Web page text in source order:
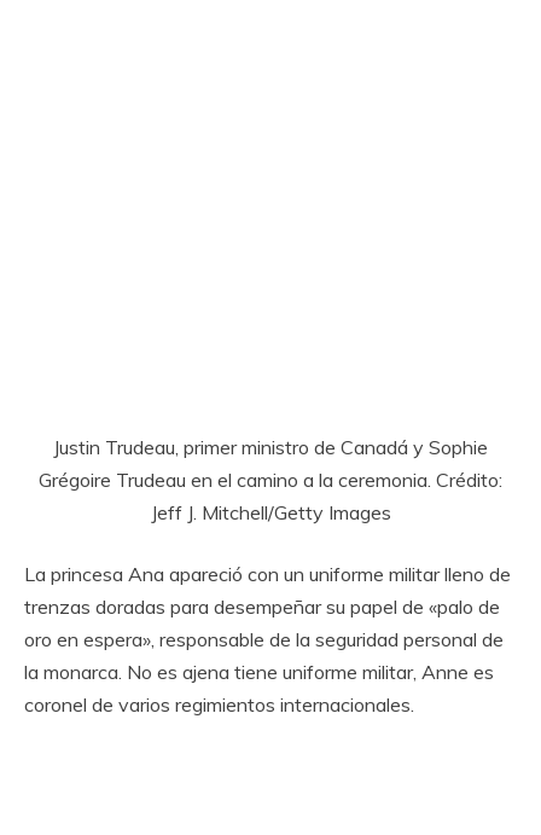
Justin Trudeau, primer ministro de Canadá y Sophie
Grégoire Trudeau en el camino a la ceremonia. Crédito:
Jeff J. Mitchell/Getty Images
La princesa Ana apareció con un uniforme militar lleno de
trenzas doradas para desempeñar su papel de «palo de
oro en espera», responsable de la seguridad personal de
la monarca. No es ajena tiene uniforme militar, Anne es
coronel de varios regimientos internacionales.